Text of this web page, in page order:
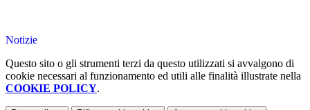
Notizie
Questo sito o gli strumenti terzi da questo utilizzati si avvalgono di
cookie necessari al funzionamento ed utili alle finalità illustrate nella
COOKIE POLICY.